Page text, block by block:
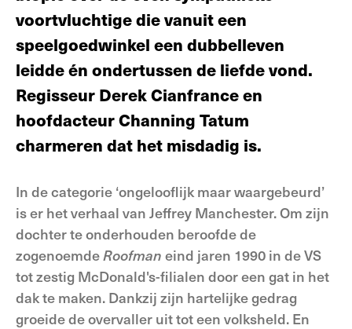
voortvluchtige die vanuit een
speelgoedwinkel een dubbelleven
leidde én ondertussen de liefde vond.
Regisseur Derek Cianfrance en
hoofdacteur Channing Tatum
charmeren dat het misdadig is.
In de categorie ‘ongelooflijk maar waargebeurd’
is er het verhaal van Jeffrey Manchester. Om zijn
dochter te onderhouden beroofde de
zogenoemdeRoofman eind jaren 1990 in de VS
tot zestig McDonald's-filialen door een gat in het
dak te maken. Dankzij zijn hartelijke gedrag
groeide de overvaller uit tot een volksheld. En